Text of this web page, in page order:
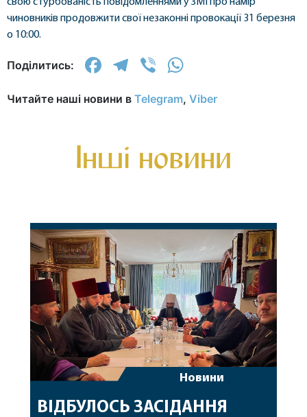
чиновників продовжити свої незаконні провокації 31 березня
о 10:00.
Поділитись: Facebook
Telegram
Viber
Читайте наші новини в Telegram, Viber
Інші новини
Новини
ВІДБУЛОСЬ ЗАСІДАННЯ